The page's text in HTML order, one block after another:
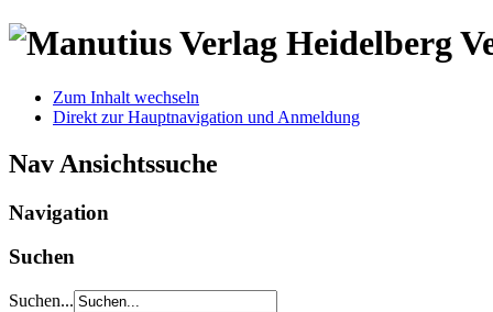
Zum Inhalt wechseln
Direkt zur Hauptnavigation und Anmeldung
Nav Ansichtssuche
Navigation
Suchen
Suchen...